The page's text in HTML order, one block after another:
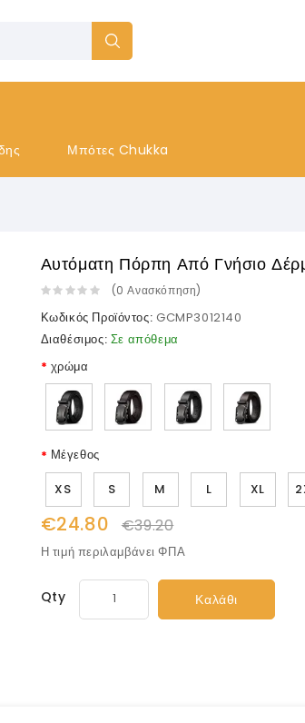
Μπότες Chukka
Αυτόματη Πόρπη Από Γνήσιο
(0 Ανασκόπηση)
Κωδικός Προϊόντος: GCMP3012140
Διαθέσιμος: Σε απόθεμα
χρώμα
Μέγεθος
XS
S M L XL
€24.80 €39.20
Η τιμή περιλαμβάνει ΦΠΑ
Qty Καλάθι